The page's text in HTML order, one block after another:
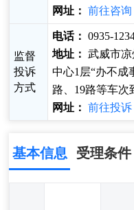
网址： 前往咨询
监督
投诉
方式
电话： 0935-
地址： 武威市
中心1层“办不成
路、19路等车次
网址： 前往投诉
基本信息 受理条件